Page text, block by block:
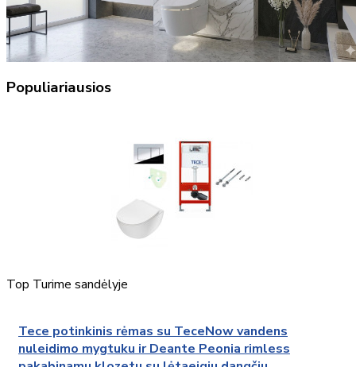
Populiariausios
Top Turime sandėlyje
Tece potinkinis rėmas su TeceNow vandens
nuleidimo mygtuku ir Deante Peonia rimless